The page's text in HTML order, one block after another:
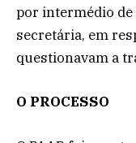
por intermédio de
secretária, em
questionavam a
O PROCESSO